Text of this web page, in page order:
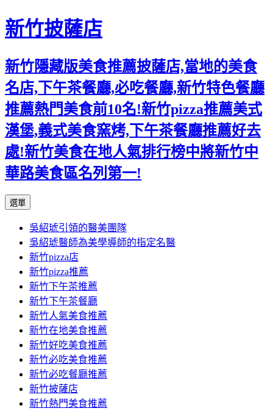
新竹披薩店
新竹隱藏版美食推薦披薩店,當地的美食
名店,下午茶餐廳,必吃餐廳,新竹特色餐廳
推薦熱門美食前10名!新竹pizza推薦美式
漢堡,義式美食窯烤,下午茶餐廳推薦好去
處!新竹美食在地人氣排行榜中將新竹中
華路美食區名列第一!
選單
主
要
內
容
吳紹琥引領的醫美團隊
吳紹琥醫師為美學導師的指定名醫
新竹pizza店
新竹pizza推薦
新竹下午茶推薦
新竹下午茶餐廳
新竹人氣美食推薦
新竹在地美食推薦
新竹好吃美食推薦
新竹必吃美食推薦
新竹必吃餐廳推薦
新竹披薩店
新竹熱門美食推薦